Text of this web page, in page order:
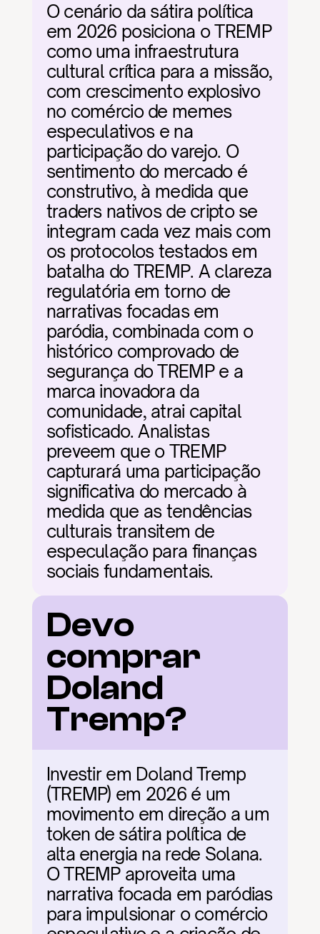
O cenário da sátira política
em 2026 posiciona o TREMP
como uma infraestrutura
cultural crítica para a missão,
com crescimento explosivo
no comércio de memes
especulativos e na
participação do varejo. O
sentimento do mercado é
construtivo, à medida que
traders nativos de cripto se
integram cada vez mais com
os protocolos testados em
batalha do TREMP. A clareza
regulatória em torno de
narrativas focadas em
paródia, combinada com o
histórico comprovado de
segurança do TREMP e a
marca inovadora da
comunidade, atrai capital
sofisticado. Analistas
preveem que o TREMP
capturará uma participação
significativa do mercado à
medida que as tendências
culturais transitem de
especulação para finanças
sociais fundamentais.
Devo
comprar
Doland
Tremp?
Investir em Doland Tremp
(TREMP) em 2026 é um
movimento em direção a um
token de sátira política de
alta energia na rede Solana.
O TREMP aproveita uma
narrativa focada em paródias
para impulsionar o comércio